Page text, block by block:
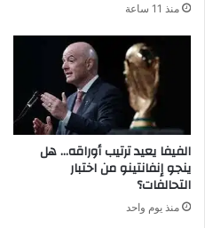
منذ 11 ساعة
الفيفا يعيد ترتيب أوراقه… هل
ينجو إنفانتينو من اختبار
التحالفات؟
منذ يوم واحد